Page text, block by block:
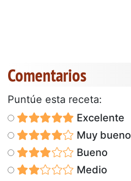
Comentarios
Puntúe esta receta:
Excelente
Muy bueno
Bueno
Medio